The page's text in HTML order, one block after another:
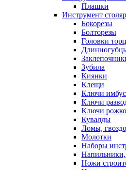
Плашки
Инструмент
Бокорезы
Болторезы
Головки
Зубила
Киянки
Клещи
Ключи
Ключи
Ключи
Кувалды
Ломы,
Молотки
Наборы
Ножи